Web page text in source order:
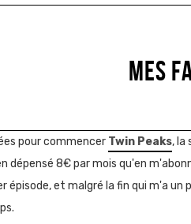
MES
pour commencer Twin Peaks, la
dépensé 8€ par mois qu'en
épisode, et malgré la fin qui m'a